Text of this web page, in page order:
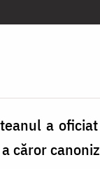
a
căror